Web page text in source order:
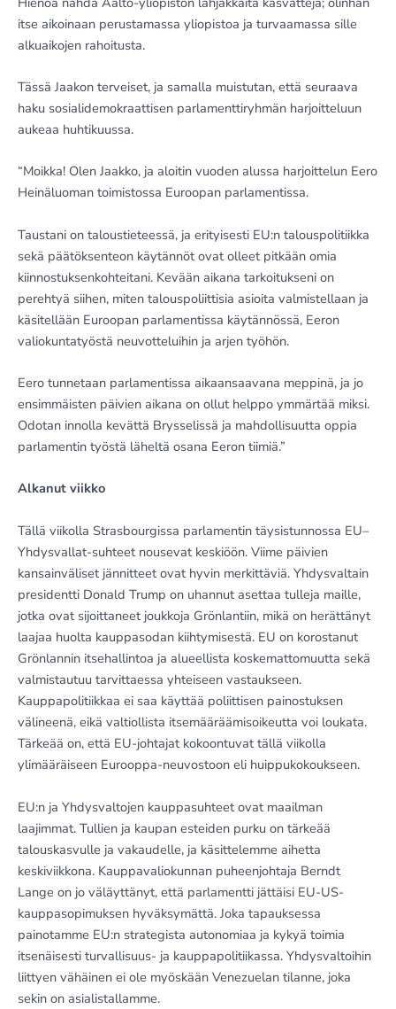
itse aikoinaan perustamassa yliopistoa ja turvaamassa sille
alkuaikojen rahoitusta.
Tässä Jaakon terveiset, ja samalla muistutan, että seuraava
haku sosialidemokraattisen parlamenttiryhmän harjoitteluun
aukeaa huhtikuussa.
“Moikka! Olen Jaakko, ja aloitin vuoden alussa harjoittelun Eero
Heinäluoman toimistossa Euroopan parlamentissa.
Taustani on taloustieteessä, ja erityisesti EU:n talouspolitiikka
sekä päätöksenteon käytännöt ovat olleet pitkään omia
kiinnostuksenkohteitani. Kevään aikana tarkoitukseni on
perehtyä siihen, miten talouspoliittisia asioita valmistellaan ja
käsitellään Euroopan parlamentissa käytännössä, Eeron
valiokuntatyöstä neuvotteluihin ja arjen työhön.
Eero tunnetaan parlamentissa aikaansaavana meppinä, ja jo
ensimmäisten päivien aikana on ollut helppo ymmärtää miksi.
Odotan innolla kevättä Brysselissä ja mahdollisuutta oppia
parlamentin työstä läheltä osana Eeron tiimiä.”
Alkanut viikko
Tällä viikolla Strasbourgissa parlamentin täysistunnossa EU–
Yhdysvallat-suhteet nousevat keskiöön. Viime päivien
kansainväliset jännitteet ovat hyvin merkittäviä. Yhdysvaltain
presidentti Donald Trump on uhannut asettaa tulleja maille,
jotka ovat sijoittaneet joukkoja Grönlantiin, mikä on herättänyt
laajaa huolta kauppasodan kiihtymisestä. EU on korostanut
Grönlannin itsehallintoa ja alueellista koskemattomuutta sekä
valmistautuu tarvittaessa yhteiseen vastaukseen.
Kauppapolitiikkaa ei saa käyttää poliittisen painostuksen
välineenä, eikä valtiollista itsemääräämisoikeutta voi loukata.
Tärkeää on, että EU-johtajat kokoontuvat tällä viikolla
ylimääräiseen Eurooppa-neuvostoon eli huippukokoukseen.
EU:n ja Yhdysvaltojen kauppasuhteet ovat maailman
laajimmat. Tullien ja kaupan esteiden purku on tärkeää
talouskasvulle ja vakaudelle, ja käsittelemme aihetta
keskiviikkona. Kauppavaliokunnan puheenjohtaja Berndt
Lange on jo väläyttänyt, että parlamentti jättäisi EU-US-
kauppasopimuksen hyväksymättä. Joka tapauksessa
painotamme EU:n strategista autonomiaa ja kykyä toimia
itsenäisesti turvallisuus- ja kauppapolitiikassa. Yhdysvaltoihin
liittyen vähäinen ei ole myöskään Venezuelan tilanne, joka
sekin on asialistallamme.